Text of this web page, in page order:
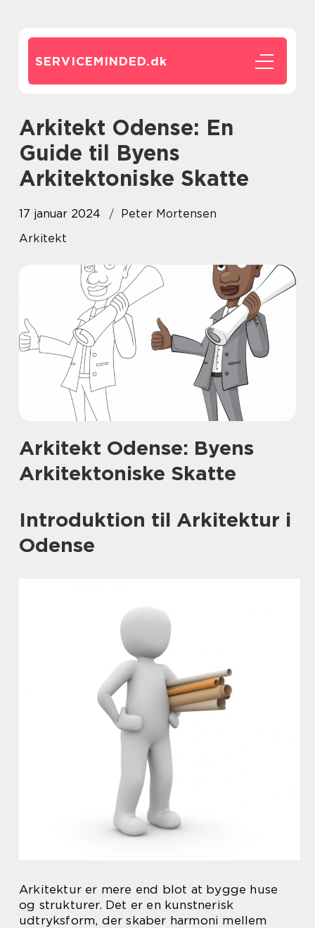
SERVICEMINDED.dk
Arkitekt Odense: En
Guide til Byens
Arkitektoniske Skatte
17 januar 2024
Peter Mortensen
Arkitekt
Arkitekt Odense: Byens
Arkitektoniske Skatte
Introduktion til Arkitektur i
Odense
Arkitektur er mere end blot at bygge huse
og strukturer. Det er en kunstnerisk
udtryksform, der skaber harmoni mellem